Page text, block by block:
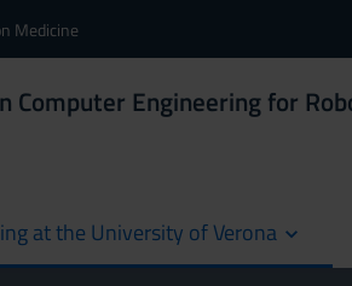
Medicine
Computer Engineering for
at the University of Verona